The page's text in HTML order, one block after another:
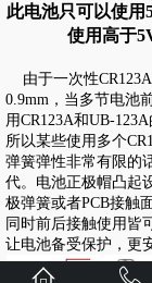
此电池只可以使
使用高于
由于一次性
0.9mm，当多节电池
用CR123A和UB-
所以某些使用多个
弹簧弹性非常有限的
代。电池正极帽凸起
极弹簧或者PCB接触
同时前后接触使用皆
让电池备受保护，更